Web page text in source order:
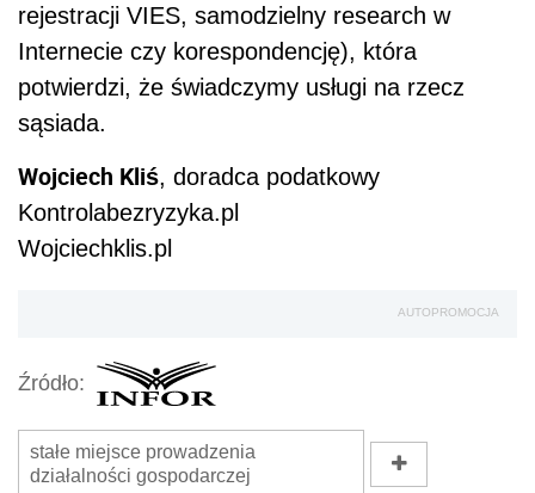
rejestracji VIES, samodzielny research w
Internecie czy korespondencję), która
potwierdzi, że świadczymy usługi na rzecz
sąsiada.
Wojciech Kliś, doradca podatkowy
Kontrolabezryzyka.pl
Wojciechklis.pl
AUTOPROMOCJA
Źródło:
stałe miejsce prowadzenia
działalności gospodarczej